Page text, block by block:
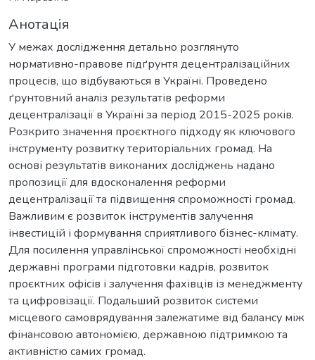
Анотація
У межах дослідження детально розглянуто
нормативно-правове підґрунтя децентралізаційних
процесів, що відбуваються в Україні. Проведено
ґрунтовний аналіз результатів реформи
децентралізації в Україні за період 2015-2025 років.
Розкрито значення проєктного підходу як ключового
інструменту розвитку територіальних громад. На
основі результатів виконаних досліджень надано
пропозиції для вдосконалення реформи
децентралізації та підвищення спроможності громад.
Важливим є розвиток інструментів залучення
інвестицій і формування сприятливого бізнес-клімату.
Для посилення управлінської спроможності необхідні
державні програми підготовки кадрів, розвиток
проєктних офісів і залучення фахівців із менеджменту
та цифровізації. Подальший розвиток системи
місцевого самоврядування залежатиме від балансу між
фінансовою автономією, державною підтримкою та
активністю самих громад.